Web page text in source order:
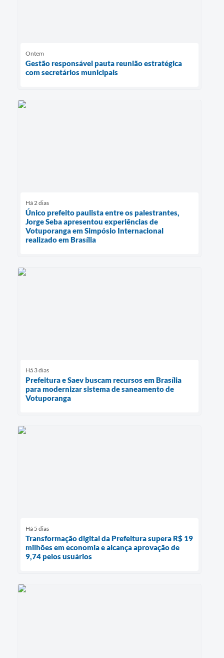
Ontem
Gestão responsável pauta reunião estratégica
com secretários municipais
Há 2 dias
Único prefeito paulista entre os palestrantes,
Jorge Seba apresentou experiências de
Votuporanga em Simpósio Internacional
realizado em Brasília
Há 3 dias
Prefeitura e Saev buscam recursos em Brasília
para modernizar sistema de saneamento de
Votuporanga
Há 5 dias
Transformação digital da Prefeitura supera R$ 19
milhões em economia e alcança aprovação de
9,74 pelos usuários